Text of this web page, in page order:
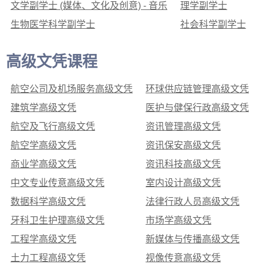
文学副学士 (媒体、文化及创意) - 音乐
理学副学士
生物医学科学副学士
社会科学副学士
高级文凭课程
航空公司及机场服务高级文凭
环球供应链管理高级文凭
建筑学高级文凭
医护与健保行政高级文凭
航空及飞行高级文凭
资讯管理高级文凭
航空学高级文凭
资讯保安高级文凭
商业学高级文凭
资讯科技高级文凭
中文专业传意高级文凭
室内设计高级文凭
数据科学高级文凭
法律行政人员高级文凭
牙科卫生护理高级文凭
市场学高级文凭
工程学高级文凭
新媒体与传播高级文凭
土力工程高级文凭
视像传意高级文凭